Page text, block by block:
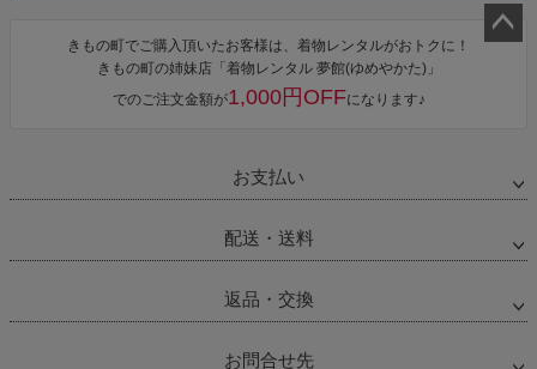
きもの町でご購入頂いたお客様は、着物レンタルがおトクに！
きもの町の姉妹店「着物レンタル 夢館(ゆめやかた)」
でのご注文金額が1,000円OFFになります♪
お支払い
配送・送料
返品・交換
お問合せ先